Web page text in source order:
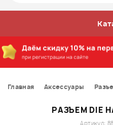
Главная Аксессуары
РАЗЪЕМ DIE
Артикул: